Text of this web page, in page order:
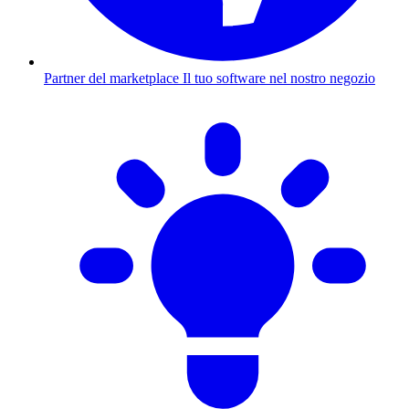
Partner del marketplace Il tuo software nel nostro negozio